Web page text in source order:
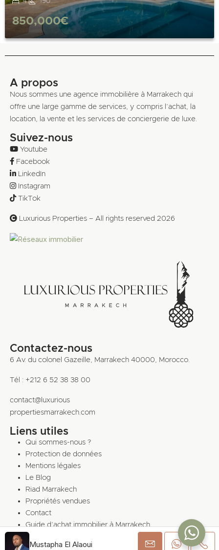
850,000€
Mustapha El Alaoui
A propos
Nous sommes une agence immobilière à Marrakech qui
offre une large gamme de services, y compris l’achat, la
location, la vente et les services de conciergerie de luxe.
Suivez-nous
Youtube
Facebook
LinkedIn
Instagram
TikTok
Luxurious Properties – All rights reserved 2026
Contactez-nous
6 Av. du colonel Gazeille, Marrakech 40000, Morocco.
Tél : +212 6 52 38 38 00
contact@luxurious
propertiesmarrakech.com
Liens utiles
Qui sommes-nous ?
Protection de données
Mentions légales
Le Blog
Riad Marrakech
Propriétés vendues
Contact
Guide d’achat immobilier à Marrakech